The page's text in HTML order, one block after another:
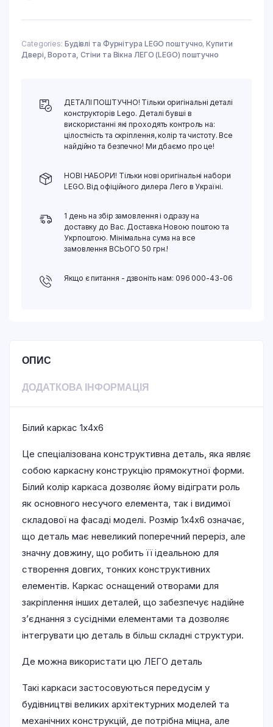
Categories: Будівлі та Фурнітура LEGO поштучно,Купити
Двері, Ворота, Стіни та Вікна ЛЕГО (LEGO) поштучно
ДЕТАЛІ ПОШТУЧНО! Тільки оригінальні деталі
конструкторів Lego. Деталі бувші в
вискористанні які проходять контроль на:
цілостність та скріплення, колір та чистоту. Все
найдійно та безпечно! Ми дбаємо про це!
НОВІ НАБОРИ! Тільки нові оригінальні набори
LEGO. Від офіційного дилера Лего в Україні.
1 день на збір замовлення і одразу на
доставку до Вас. Доставка Новою поштою та
Укрпоштою. Мінімальна сума на все
замовлення ВСЬОГО 50 грн.!
Якщо є питання - дзвоніть нам: 096 000-43-06
ОПИС
ДОДАТКОВА ІНФОРМАЦІЯ
Білий каркас 1х4х6
Це спеціалізована конструктивна деталь, яка являє
собою каркасну конструкцію прямокутної форми.
Білий колір каркаса дозволяє йому відіграти роль
як основного несучого елемента, так і видимої
складової на фасаді моделі. Розмір 1х4х6 означає,
що деталь має невеликий поперечний переріз, але
значну довжину, що робить її ідеальною для
створення довгих, тонких конструктивних
елементів. Каркас оснащений отворами для
закріплення інших деталей, що забезпечує надійне
з’єднання з сусідніми елементами та дозволяє
інтегрувати цю деталь в більш складні структури.
Де можна використати цю ЛЕГО деталь
Такі каркаси застосовуються передусім у
будівництві великих архітектурних моделей та
механічних конструкцій, де потрібна міцна, але